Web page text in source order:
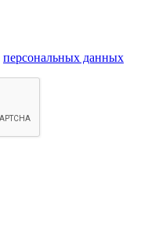
персональных данных